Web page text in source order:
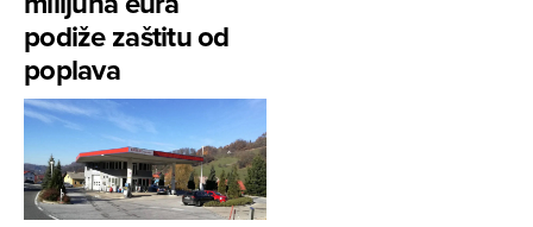
podiže zaštitu od
poplava